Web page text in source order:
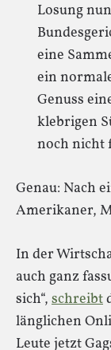
Losung
eine
ein
Genuss
klebrigen
noch nicht
Genau: Nach
Amerikaner,
In der
auch ganz
sich“, schreibt
länglichen
Leute jetzt